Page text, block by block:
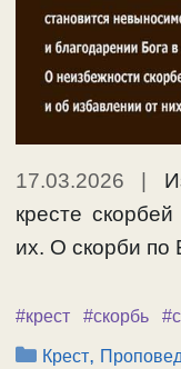
17.03.2026
кресте
их. О скорби по
#крест
#скорбь
Рубрики
Крест,